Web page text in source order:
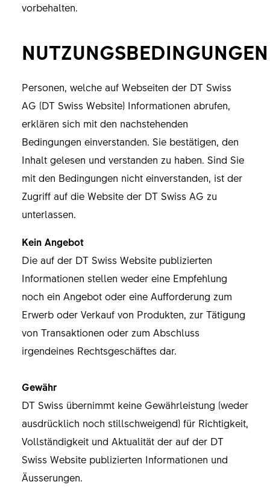
vorbehalten.
NUTZUNGSBEDINGUNGEN
Personen, welche auf Webseiten der DT Swiss
AG (DT Swiss Website) Informationen abrufen,
erklären sich mit den nachstehenden
Bedingungen einverstanden. Sie bestätigen, den
Inhalt gelesen und verstanden zu haben. Sind Sie
mit den Bedingungen nicht einverstanden, ist der
Zugriff auf die Website der DT Swiss AG zu
unterlassen.
Kein Angebot
Die auf der DT Swiss Website publizierten
Informationen stellen weder eine Empfehlung
noch ein Angebot oder eine Aufforderung zum
Erwerb oder Verkauf von Produkten, zur Tätigung
von Transaktionen oder zum Abschluss
irgendeines Rechtsgeschäftes dar.
Gewähr
DT Swiss übernimmt keine Gewährleistung (weder
ausdrücklich noch stillschweigend) für Richtigkeit,
Vollständigkeit und Aktualität der auf der DT
Swiss Website publizierten Informationen und
Äusserungen.